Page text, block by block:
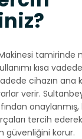
tamirinde
kısa
cihazın ana
verir.
onaylanmış,
tercih ederek
güvenliğini korur.